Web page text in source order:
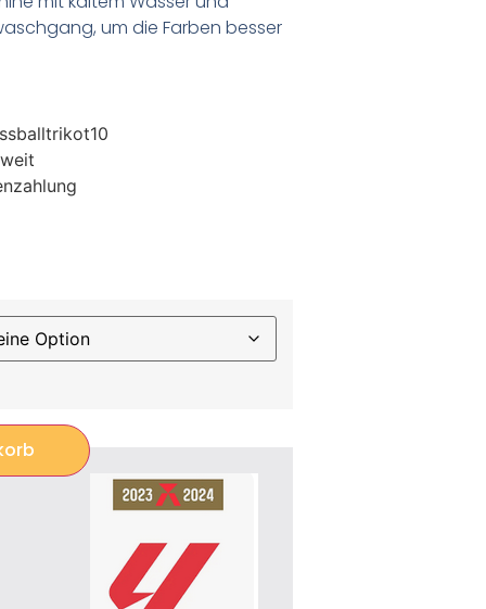
um die Farben besser